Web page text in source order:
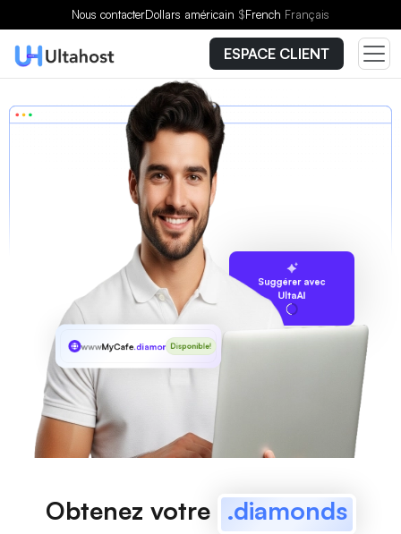
Nous contacterDollars américain $French Français
ESPACE CLIENT
Suggérer avec
UltaAI
wwwMyCafe.diamondsDisponible!
Obtenez votre .diamonds